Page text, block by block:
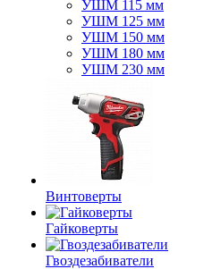
УШМ 115 мм
УШМ 125 мм
УШМ 150 мм
УШМ 180 мм
УШМ 230 мм
Винтоверты
Гайковерты
Гвоздезабиватели